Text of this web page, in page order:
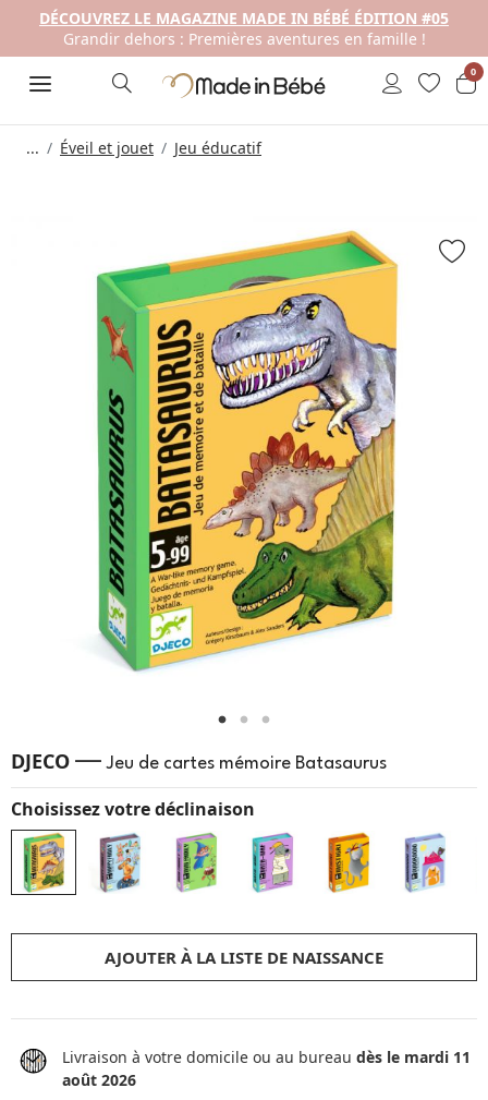
DÉCOUVREZ LE MAGAZINE MADE IN BÉBÉ ÉDITION #05
Grandir dehors : Premières aventures en famille !
0
... Éveil et jouet Jeu éducatif
DJECO — Jeu de cartes mémoire Batasaurus
Choisissez votre déclinaison
AJOUTER À LA LISTE DE NAISSANCE
Livraison à votre domicile ou au bureau dès le mardi 11
août 2026